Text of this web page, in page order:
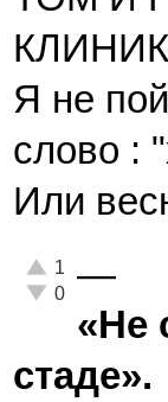
Я не
слово :
Или
Отлично!
1
Неадекватно!
0 —
«Не
стаде».